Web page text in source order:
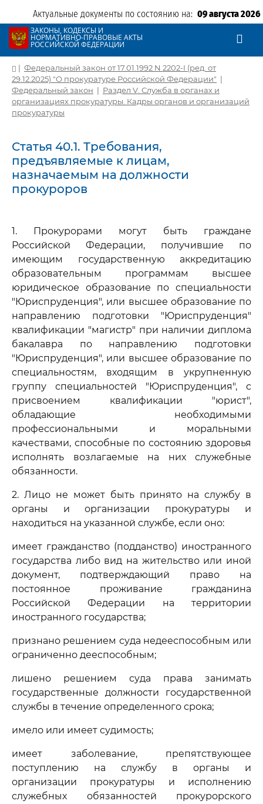
Актуальные документы по состоянию на: 09 августа 2026
ЗАКОНЫ, КОДЕКСЫ И
НОРМАТИВНО-ПРАВОВЫЕ АКТЫ
РОССИЙСКОЙ ФЕДЕРАЦИИ
| Федеральный закон от 17.01.1992 N 2202-I (ред. от
29.12.2025) "О прокуратуре Российской Федерации" |
Федеральный закон | Раздел V. Служба в органах и
организациях прокуратуры. Кадры органов и организаций
прокуратуры
Статья 40.1. Требования,
предъявляемые к лицам,
назначаемым на должности
прокуроров
1. Прокурорами могут быть граждане
Российской Федерации, получившие по
имеющим государственную аккредитацию
образовательным программам высшее
юридическое образование по специальности
"Юриспруденция", или высшее образование по
направлению подготовки "Юриспруденция"
квалификации "магистр" при наличии диплома
бакалавра по направлению подготовки
"Юриспруденция", или высшее образование по
специальностям, входящим в укрупненную
группу специальностей "Юриспруденция", с
присвоением квалификации "юрист",
обладающие необходимыми
профессиональными и моральными
качествами, способные по состоянию здоровья
исполнять возлагаемые на них служебные
обязанности.
2. Лицо не может быть принято на службу в
органы и организации прокуратуры и
находиться на указанной службе, если оно:
имеет гражданство (подданство) иностранного
государства либо вид на жительство или иной
документ, подтверждающий право на
постоянное проживание гражданина
Российской Федерации на территории
иностранного государства;
признано решением суда недееспособным или
ограниченно дееспособным;
лишено решением суда права занимать
государственные должности государственной
службы в течение определенного срока;
имело или имеет судимость;
имеет заболевание, препятствующее
поступлению на службу в органы и
организации прокуратуры и исполнению
служебных обязанностей прокурорского